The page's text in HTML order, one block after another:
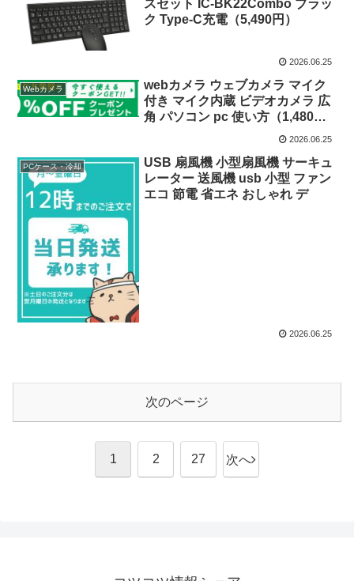
スセット IC-BK22Combo ブラッ
ク Type-C充電（5,490円）
2026.06.25
Webカメラ
webカメラ ウェブカメラ マイク
付き マイク内蔵 ビデオカメラ 広
角 パソコン pc 使い方（1,480
2026.06.25
PCケース・冷却
USB 扇風機 小型扇風機 サーキュ
レーター 送風機 usb 小型 ファン
エコ 節電 省エネ おしゃれ デ
2026.06.25
次のページ
1 2 27 次へ